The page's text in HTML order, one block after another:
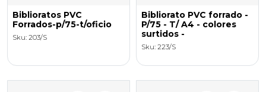
Biblioratos PVC
Forrados-p/75-t/oficio
Sku: 203/S
Bibliorato PVC forrado -
P/75 - T/ A4 - colores
surtidos -
Sku: 223/S